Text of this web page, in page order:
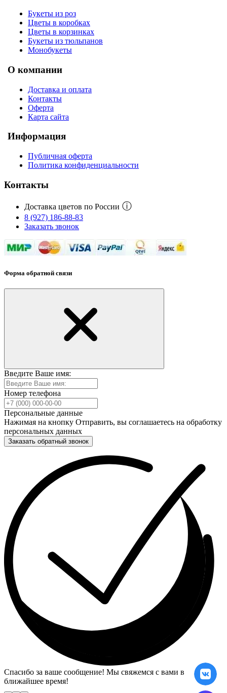
Букеты из роз
Цветы в коробках
Цветы в корзинках
Букеты из тюльпанов
Монобукеты
О компании
Доставка и оплата
Контакты
Оферта
Карта сайта
Информация
Публичная оферта
Политика конфиденциальности
Контакты
Доставка цветов по России ⓘ
8 (927) 186-88-83
Заказать звонок
Форма обратной связи
Введите Ваше имя:
Номер телефона
Персональные данные
Нажимая на кнопку Отправить, вы соглашаетесь на обработку
персональных данных
Заказать обратный звонок
Спасибо за ваше сообщение! Мы свяжемся с вами в
ближайшее время!